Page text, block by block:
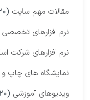
مقالات مهم سایت (۲۰)
نرم افزارهای
نرم افزارهای شرکت
نمایشگاه‌ های چاپ
ویدیوهای آموزشی (۲۰)